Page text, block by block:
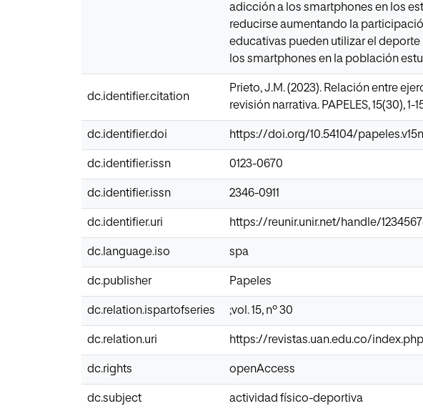
adicción a los smartphones en los
reducirse aumentando la
educativas pueden utilizar el
los smartphones en la población
dc.identifier.citation
Prieto, J.M. (2023). Relación entre
revisión narrativa. PAPELES, 15(30),
dc.identifier.doi https://doi.org/10.54104/
dc.identifier.issn 0123-0670
dc.identifier.issn 2346-0911
dc.identifier.uri https://reunir.unir.net/handle/
dc.language.iso spa
dc.publisher Papeles
dc.relation.ispartofseries ;vol. 15, nº 30
dc.relation.uri https://revistas.uan.edu.co/
dc.rights openAccess
dc.subject actividad físico-deportiva